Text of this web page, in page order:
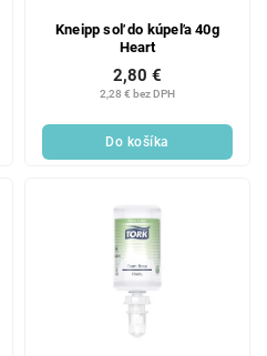
Kneipp soľ do kúpeľa 40g
Heart
2,28 € bez DPH
2,80 €
Do košíka